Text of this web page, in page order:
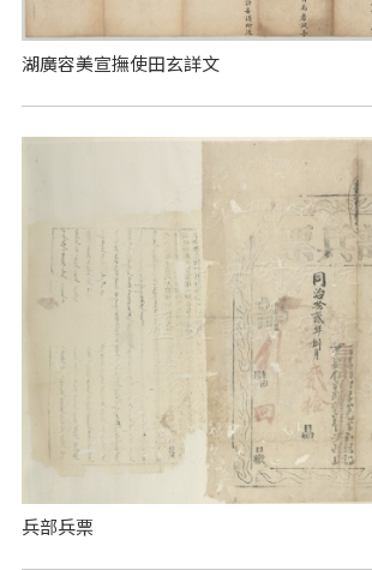
湖廣容美宣撫使田玄詳文
兵部兵票